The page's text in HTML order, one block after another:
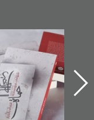
"حماة الباب الأخير":
الإصدار الأول عن
اعتصام الدراز
وأحداث ساحة
الفداء لمركز أوال
للدراسات والتوثيق